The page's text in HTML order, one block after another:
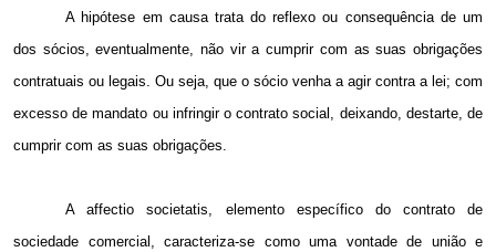
A hipótese em causa trata do reflexo ou consequência de um
dos sócios, eventualmente, não vir a cumprir com as suas obrigações
contratuais ou legais. Ou seja, que o sócio venha a agir contra a lei; com
excesso de mandato ou infringir o contrato social, deixando, destarte, de
cumprir com as suas obrigações.
A affectio societatis, elemento específico do contrato de
sociedade comercial, caracteriza-se como uma vontade de união e